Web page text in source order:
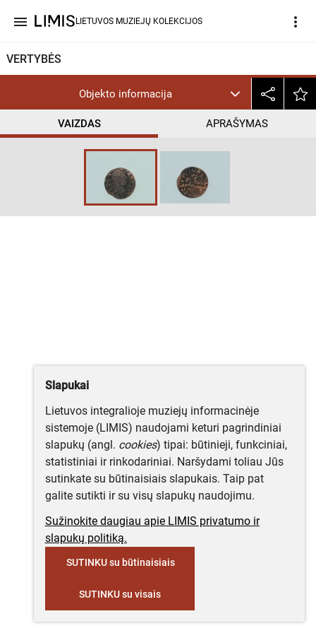
menu LIETUVOS MUZIEJŲ KOLEKCIJOS more_vert
VERTYBĖS
Objekto informacija
VAIZDAS APRAŠYMAS
CC BY-NC-ND
Slapukai
Lietuvos integralioje muziejų informacinėje
sistemoje (LIMIS) naudojami keturi pagrindiniai
slapukų (angl. cookies) tipai: būtinieji, funkciniai,
statistiniai ir rinkodariniai. Naršydami toliau Jūs
sutinkate su būtinaisiais slapukais. Taip pat
galite sutikti ir su visų slapukų naudojimu.
Sužinokite daugiau apie LIMIS privatumo ir
slapukų politiką.
SUTINKU su būtinaisiais
SUTINKU su visais